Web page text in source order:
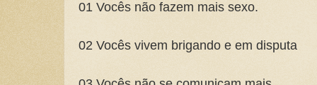
01 Vocês não fazem mais sexo.
02 Vocês vivem brigando e em disputa